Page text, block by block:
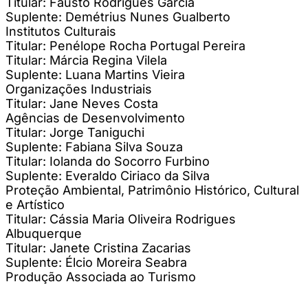
Suplente: Demétrius Nunes Gualberto
Institutos Culturais
Titular: Penélope Rocha Portugal Pereira
Titular: Márcia Regina Vilela
Suplente: Luana Martins Vieira
Organizações Industriais
Titular: Jane Neves Costa
Agências de Desenvolvimento
Titular: Jorge Taniguchi
Suplente: Fabiana Silva Souza
Titular: Iolanda do Socorro Furbino
Suplente: Everaldo Ciriaco da Silva
Proteção Ambiental, Patrimônio Histórico, Cultural
e Artístico
Titular: Cássia Maria Oliveira Rodrigues
Albuquerque
Titular: Janete Cristina Zacarias
Suplente: Élcio Moreira Seabra
Produção Associada ao Turismo